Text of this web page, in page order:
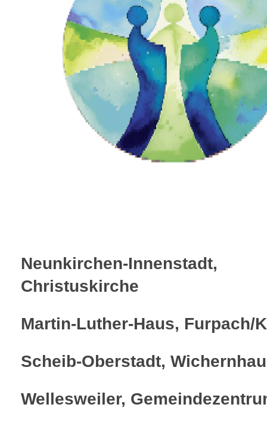
Neunkirchen-Innenstadt,
Christuskirche
Martin-Luther-Haus, Furpach/
Scheib-Oberstadt,
Wellesweiler,